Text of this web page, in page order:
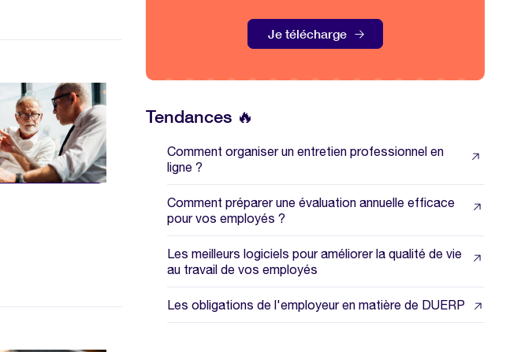
Je télécharge
Tendances 🔥
Comment organiser un entretien professionnel en
ligne ?
Comment préparer une évaluation annuelle efficace
pour vos employés ?
Les meilleurs logiciels pour améliorer la qualité de vie
au travail de vos employés
Les obligations de l'employeur en matière de DUERP